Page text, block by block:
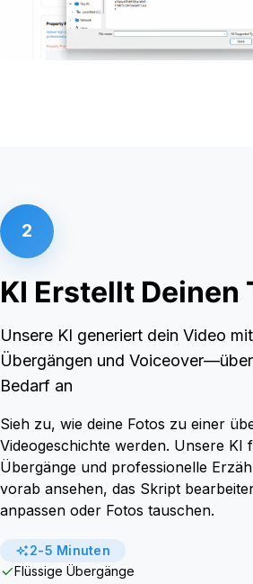
2
KI Erstellt Deinen
Unsere KI generiert dein Video
Übergängen und
Bedarf an
Sieh zu, wie deine Fotos zu einer
Videogeschichte werden. Unsere KI
Übergänge und professionelle
vorab ansehen, das Skript
anpassen oder Fotos tauschen.
2-5 Minuten
Flüssige Übergänge